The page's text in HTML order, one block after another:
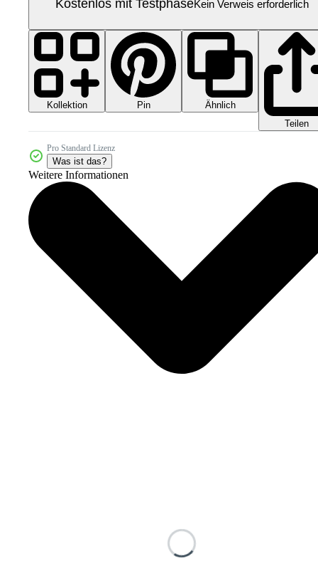
Kostenlos mit TestphaseKein Verweis erforderlich
Kollektion Pin
Ähnlich
Teilen
Pro Standard Lizenz
Was ist das?
Weitere Informationen